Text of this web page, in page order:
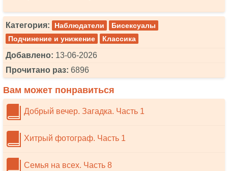
Категория: Наблюдатели
Бисексуалы
Подчинение и унижение
Классика
Добавлено: 13-06-2026
Прочитано раз: 6896
Вам может понравиться
Добрый вечер. Загадка. Часть 1
Хитрый фотограф. Часть 1
Семья на всех. Часть 8